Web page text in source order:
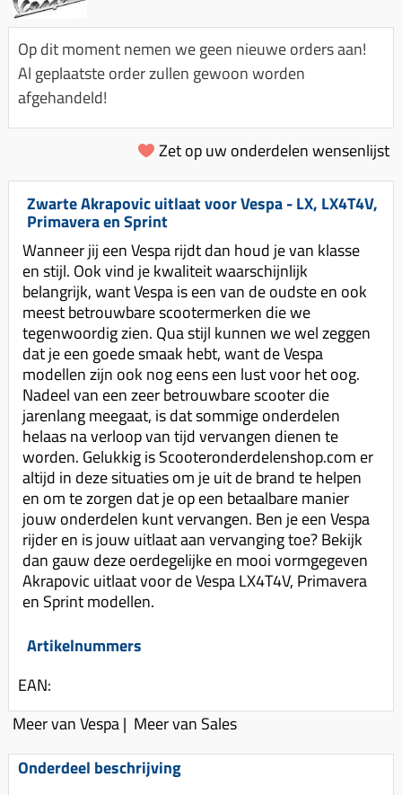
Spanningsregelaar
Toerenbegrenzer
Remlichtschakelaar
Led verlichting
Luchtfilter (delen)
Luchtfilter deksel
Motor blokken
Motorblok (delen)
Pakking (sets)
Vlotterbak pakking
Powerfilter
Schakel (delen)
Sproeiers
Spruitstuk (delen)
Uitlaten compleet
Uitlaat (delen)
Uitlaat bocht
Radiateur (delen)
Waterpomp (delen)
V-snaren
Variorolsets
Pulley
Variokit
Voor tandwielen
Zuigers
Tomos opvoeren (kits)
Km teller kabel
Kickstart deksel
Kickstartpedaal
Kickstart ronsel
Spiegels
Stuurschakelaar
Stuur (delen)
Remblokken
Rem (delen)
Remgrepen en remhendels
Remhevels
Remsegmenten
Remklauw (delen)
Remschijven
Voorrem kabel
Voorvork
Wiel (delen)
Zadel
Standaard
Kickstart (delen)
Olie-onderhoudsmiddelen
Oppakbeugel
Scooter alarm
Scooter Kleding
Crossbril
Stickers
Stuurslot
Regenkleding
Rugsteun
Vespa accessoires
Voordragers
Windschermen
Accessoires overig
Zadel
Gereedschap
Speednut
Op dit moment nemen we geen nieuwe orders aan!
Al geplaatste order zullen gewoon worden
afgehandeld!
Zet op uw onderdelen wensenlijst
Zwarte Akrapovic uitlaat voor Vespa - LX, LX4T4V,
Primavera en Sprint
Wanneer jij een Vespa rijdt dan houd je van klasse
en stijl. Ook vind je kwaliteit waarschijnlijk
belangrijk, want Vespa is een van de oudste en ook
meest betrouwbare scootermerken die we
tegenwoordig zien. Qua stijl kunnen we wel zeggen
dat je een goede smaak hebt, want de Vespa
modellen zijn ook nog eens een lust voor het oog.
Nadeel van een zeer betrouwbare scooter die
jarenlang meegaat, is dat sommige onderdelen
helaas na verloop van tijd vervangen dienen te
worden. Gelukkig is Scooteronderdelenshop.com er
altijd in deze situaties om je uit de brand te helpen
en om te zorgen dat je op een betaalbare manier
jouw onderdelen kunt vervangen. Ben je een Vespa
rijder en is jouw uitlaat aan vervanging toe? Bekijk
dan gauw deze oerdegelijke en mooi vormgegeven
Akrapovic uitlaat voor de Vespa LX4T4V, Primavera
en Sprint modellen.
Artikelnummers
EAN:
Meer van Vespa| Meer van Sales
Onderdeel beschrijving